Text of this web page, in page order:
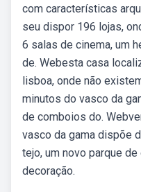
com características
seu dispor 196 lojas,
6 salas de cinema, um
de. Webesta casa
lisboa, onde não
minutos do vasco da
de comboios do.
vasco da gama dispõe
tejo, um novo parque
decoração.